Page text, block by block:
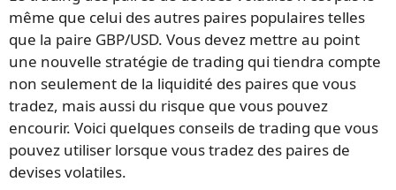
même que celui des autres paires populaires telles
que la paire GBP/USD. Vous devez mettre au point
une nouvelle stratégie de trading qui tiendra compte
non seulement de la liquidité des paires que vous
tradez, mais aussi du risque que vous pouvez
encourir. Voici quelques conseils de trading que vous
pouvez utiliser lorsque vous tradez des paires de
devises volatiles.